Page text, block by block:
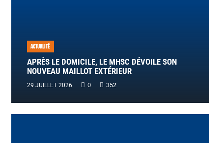
ACTUALITÉ
APRÈS LE DOMICILE, LE MHSC DÉVOILE SON
NOUVEAU MAILLOT EXTÉRIEUR
29 JUILLET 2026 0 352